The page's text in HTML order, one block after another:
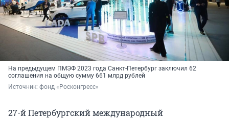
На предыдущем ПМЭФ 2023 года Санкт-Петербург заключил 62
соглашения на общую сумму 661 млрд рублей
Источник: фонд «Росконгресс»
27-й Петербургский международный